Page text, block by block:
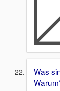
Was